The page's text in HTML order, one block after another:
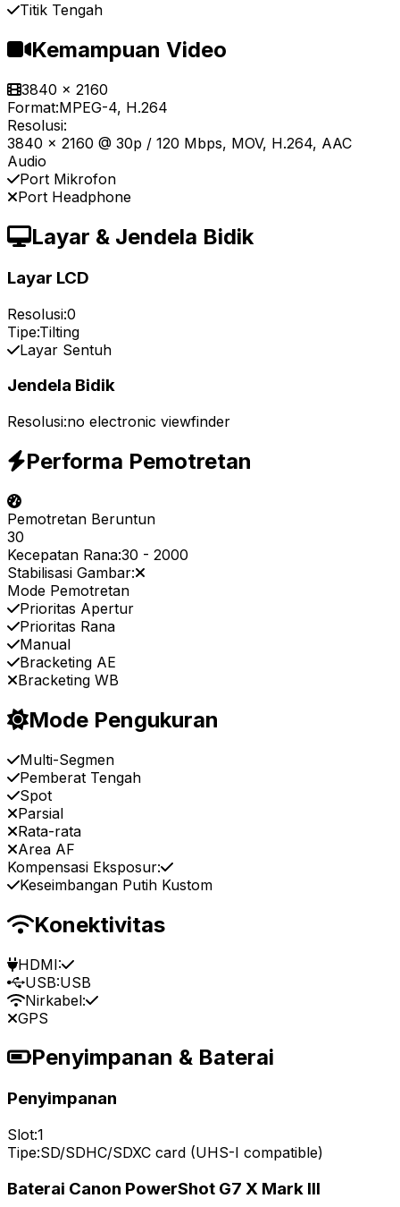
Titik Tengah
Kemampuan Video
3840 x 2160
Format:MPEG-4, H.264
Resolusi:
3840 x 2160 @ 30p / 120 Mbps, MOV, H.264, AAC
Audio
Port Mikrofon
Port Headphone
Layar & Jendela Bidik
Layar LCD
Resolusi:0
Tipe:Tilting
Layar Sentuh
Jendela Bidik
Resolusi:no electronic viewfinder
Performa Pemotretan
Pemotretan Beruntun
30
Kecepatan Rana:30 - 2000
Stabilisasi Gambar:
Mode Pemotretan
Prioritas Apertur
Prioritas Rana
Manual
Bracketing AE
Bracketing WB
Mode Pengukuran
Multi-Segmen
Pemberat Tengah
Spot
Parsial
Rata-rata
Area AF
Kompensasi Eksposur:
Keseimbangan Putih Kustom
Konektivitas
HDMI:
USB:USB
Nirkabel:
GPS
Penyimpanan & Baterai
Penyimpanan
Slot:1
Tipe:SD/SDHC/SDXC card (UHS-I compatible)
Baterai Canon PowerShot G7 X Mark III